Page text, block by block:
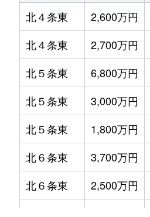
北４条東
2,600万円
北４条東
2,700万円
北５条東
6,800万円
北５条東
3,000万円
北５条東
1,800万円
北６条東
3,700万円
北６条東
2,500万円